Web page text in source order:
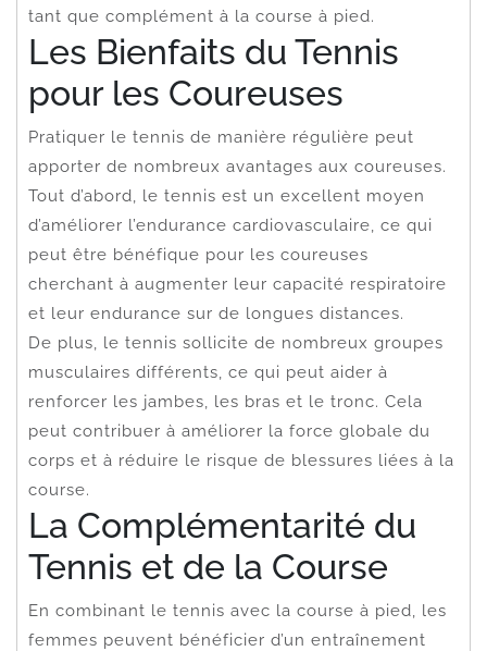
tant que complément à la course à pied.
Les Bienfaits du Tennis
pour les Coureuses
Pratiquer le tennis de manière régulière peut
apporter de nombreux avantages aux coureuses.
Tout d’abord, le tennis est un excellent moyen
d’améliorer l’endurance cardiovasculaire, ce qui
peut être bénéfique pour les coureuses
cherchant à augmenter leur capacité respiratoire
et leur endurance sur de longues distances.
De plus, le tennis sollicite de nombreux groupes
musculaires différents, ce qui peut aider à
renforcer les jambes, les bras et le tronc. Cela
peut contribuer à améliorer la force globale du
corps et à réduire le risque de blessures liées à la
course.
La Complémentarité du
Tennis et de la Course
En combinant le tennis avec la course à pied, les
femmes peuvent bénéficier d’un entraînement